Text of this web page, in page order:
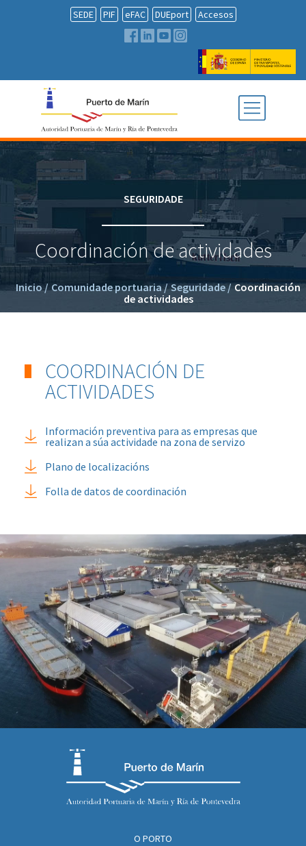
SEDE PIF eFAC DUEport Accesos
SEGURIDADE
Coordinación de actividades
Inicio/ Comunidade portuaria/ Seguridade/ Coordinación
de actividades
COORDINACIÓN DE
ACTIVIDADES
Información preventiva para as empresas que
realizan a súa actividade na zona de servizo
Plano de localizacións
Folla de datos de coordinación
O PORTO